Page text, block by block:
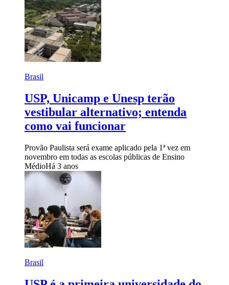
Brasil
USP, Unicamp e Unesp terão
vestibular alternativo; entenda
como vai funcionar
Provão Paulista será exame aplicado pela 1ª vez em
novembro em todas as escolas públicas de Ensino
MédioHá 3 anos
Brasil